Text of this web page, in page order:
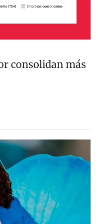
consolidan más